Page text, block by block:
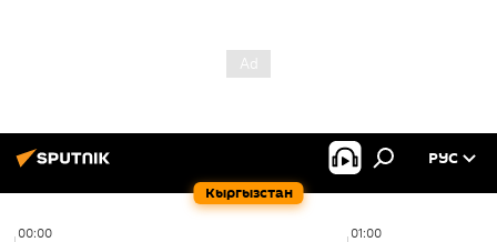
Кыргызстан
РУС
00:00 01:00